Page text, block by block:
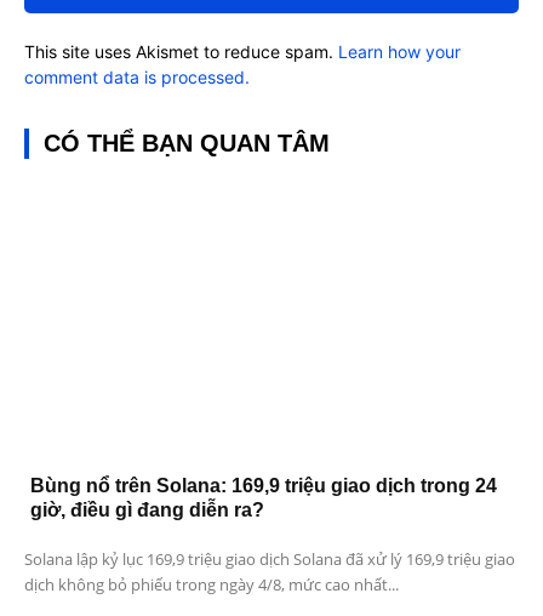
This site uses Akismet to reduce spam. Learn how your
comment data is processed.
CÓ THỂ BẠN QUAN TÂM
Bùng nổ trên Solana: 169,9 triệu giao dịch trong 24
giờ, điều gì đang diễn ra?
Solana lập kỷ lục 169,9 triệu giao dịch Solana đã xử lý 169,9 triệu giao
dịch không bỏ phiếu trong ngày 4/8, mức cao nhất...